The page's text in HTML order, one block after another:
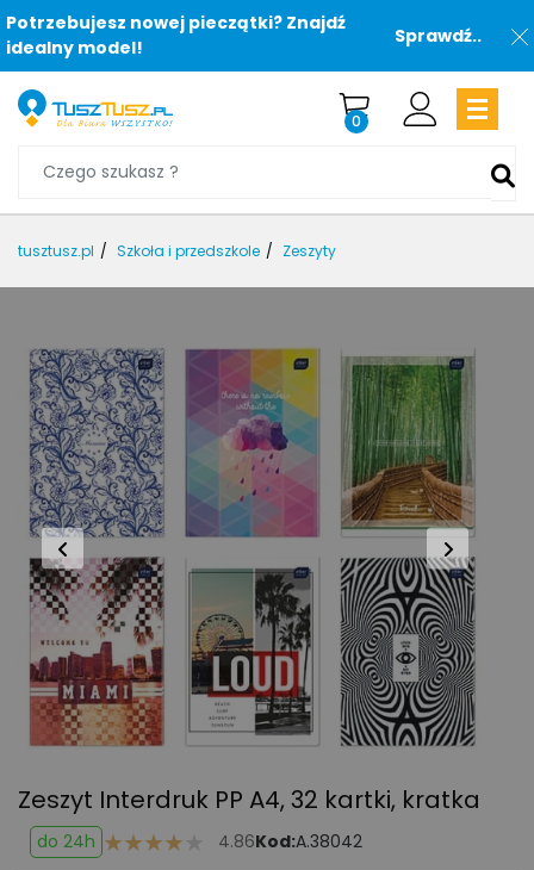
Potrzebujesz nowej pieczątki? Znajdź
idealny model!
Sprawdź..
0
tusztusz.pl Szkoła i przedszkole Zeszyty
Zeszyt Interdruk PP A4, 32 kartki, kratka
do 24h 4.86Kod:A.38042